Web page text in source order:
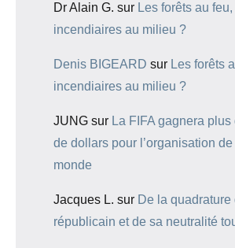
Dr Alain G. sur Les forêts au
incendiaires au milieu ?
Denis BIGEARD sur Les forêts
incendiaires au milieu ?
JUNG sur La FIFA gagnera
de dollars pour l’organisation
monde
Jacques L. sur De la quadrature
républicain et de sa neutralité